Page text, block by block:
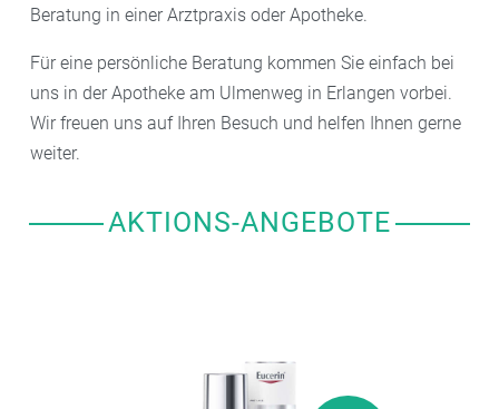
Beratung in einer Arztpraxis oder Apotheke.
Für eine persönliche Beratung kommen Sie einfach bei
uns in der Apotheke am Ulmenweg in Erlangen vorbei.
Wir freuen uns auf Ihren Besuch und helfen Ihnen gerne
weiter.
AKTIONS-ANGEBOTE